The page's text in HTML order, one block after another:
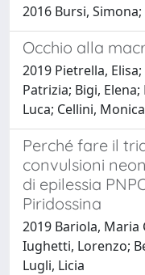
2016 Bursi,
Occhio alla
2019 Pietrella,
Patrizia; Bigi,
Luca; Cellini,
Perché fare il
convulsioni
di epilessia
Piridossina
2019 Bariola, Maria
Iughetti, Lorenzo;
Lugli, Licia